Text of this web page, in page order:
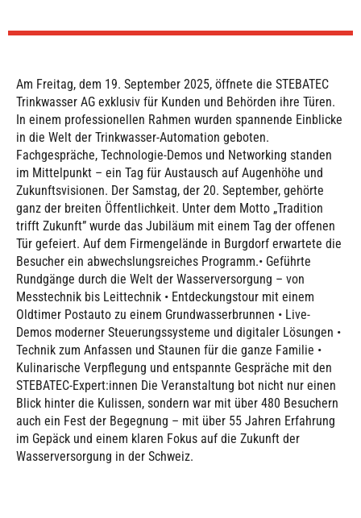
Am Freitag, dem 19. September 2025, öffnete die STEBATEC
Trinkwasser AG exklusiv für Kunden und Behörden ihre Türen.
In einem professionellen Rahmen wurden spannende Einblicke
in die Welt der Trinkwasser-Automation geboten.
Fachgespräche, Technologie-Demos und Networking standen
im Mittelpunkt – ein Tag für Austausch auf Augenhöhe und
Zukunftsvisionen. Der Samstag, der 20. September, gehörte
ganz der breiten Öffentlichkeit. Unter dem Motto „Tradition
trifft Zukunft” wurde das Jubiläum mit einem Tag der offenen
Tür gefeiert. Auf dem Firmengelände in Burgdorf erwartete die
Besucher ein abwechslungsreiches Programm.• Geführte
Rundgänge durch die Welt der Wasserversorgung – von
Messtechnik bis Leittechnik • Entdeckungstour mit einem
Oldtimer Postauto zu einem Grundwasserbrunnen • Live-
Demos moderner Steuerungssysteme und digitaler Lösungen •
Technik zum Anfassen und Staunen für die ganze Familie •
Kulinarische Verpflegung und entspannte Gespräche mit den
STEBATEC-Expert:innen Die Veranstaltung bot nicht nur einen
Blick hinter die Kulissen, sondern war mit über 480 Besuchern
auch ein Fest der Begegnung – mit über 55 Jahren Erfahrung
im Gepäck und einem klaren Fokus auf die Zukunft der
Wasserversorgung in der Schweiz.